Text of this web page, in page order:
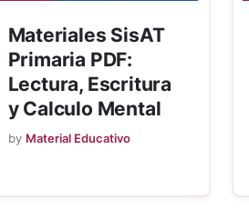
Materiales SisAT
Primaria PDF:
Lectura, Escritura
y Calculo Mental
by Material Educativo